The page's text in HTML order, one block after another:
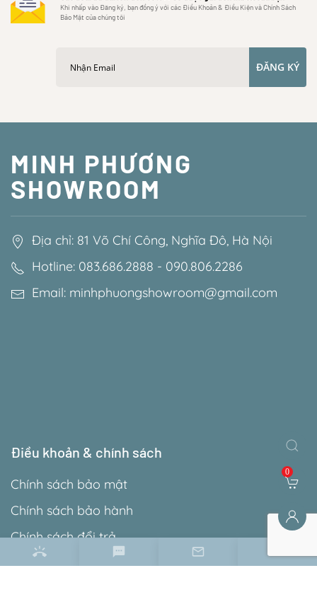
Khi nhấp vào Đăng ký, bạn đồng ý với các Điều Khoản & Điều Kiện và Chính Sách
Bảo Mật của chúng tôi
ĐĂNG KÝ
MINH PHƯƠNG
SHOWROOM
Địa chỉ: 81 Võ Chí Công, Nghĩa Đô, Hà Nội
Hotline: 083.686.2888 - 090.806.2286
Email: minhphuongshowroom@gmail.com
Điều khoản & chính sách
Chính sách bảo mật
Chính sách bảo hành
Chính sách đổi trả
Hướng dẫn đặt hàng
0